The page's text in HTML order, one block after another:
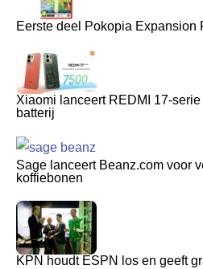
Eerste deel Pokopia Expansion
Xiaomi lanceert REDMI 17-
batterij
Sage lanceert Beanz.com voor
koffiebonen
KPN houdt ESPN los en geeft